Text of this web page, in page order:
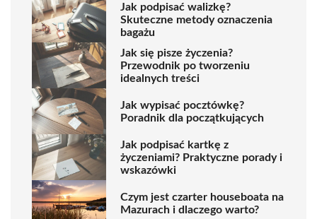
Jak podpisać walizkę?
Skuteczne metody oznaczenia
bagażu
Jak się pisze życzenia?
Przewodnik po tworzeniu
idealnych treści
Jak wypisać pocztówkę?
Poradnik dla początkujących
Jak podpisać kartkę z
życzeniami? Praktyczne porady i
wskazówki
Czym jest czarter houseboata na
Mazurach i dlaczego warto?